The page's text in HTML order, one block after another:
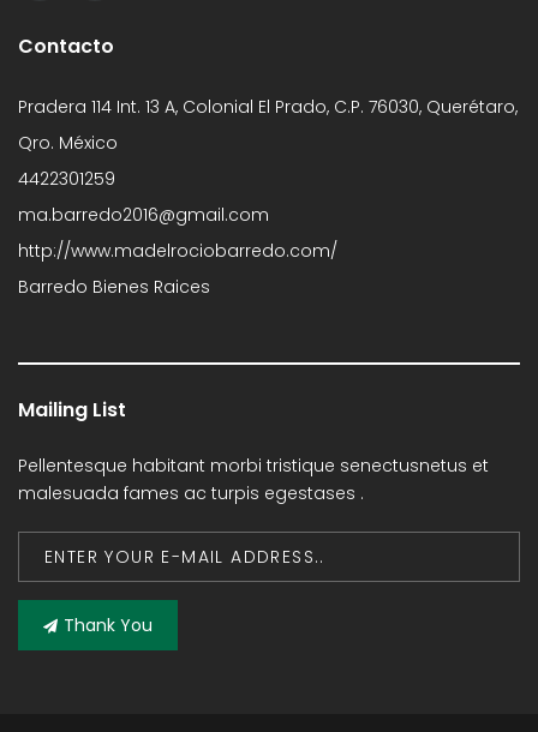
Contacto
Pradera 114 Int. 13 A, Colonial El Prado, C.P. 76030, Querétaro,
Qro. México
4422301259
ma.barredo2016@gmail.com
http://www.madelrociobarredo.com/
Barredo Bienes Raices
Mailing List
Pellentesque habitant morbi tristique senectusnetus et
malesuada fames ac turpis egestases .
Thank You